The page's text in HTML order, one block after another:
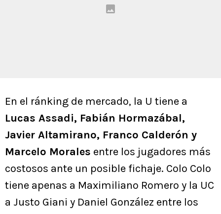
En el ránking de mercado, la U tiene a
Lucas Assadi, Fabián Hormazábal,
Javier Altamirano, Franco Calderón y
Marcelo Morales entre los jugadores más
costosos ante un posible fichaje. Colo Colo
tiene apenas a Maximiliano Romero y la UC
a Justo Giani y Daniel González entre los